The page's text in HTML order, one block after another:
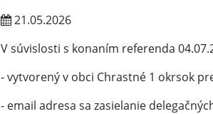
21.05.2026
V súvislosti s konaním referenda
- vytvorený v obci Chrastné 1 okrsok
- email adresa sa zasielanie